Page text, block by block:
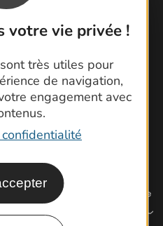
votre vie privée !
très utiles pour
de navigation,
engagement avec
et Topoguides
Gard